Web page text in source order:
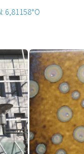
6,81158°O